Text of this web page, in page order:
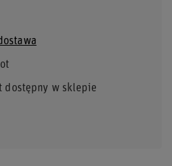
dostępny w sklepie